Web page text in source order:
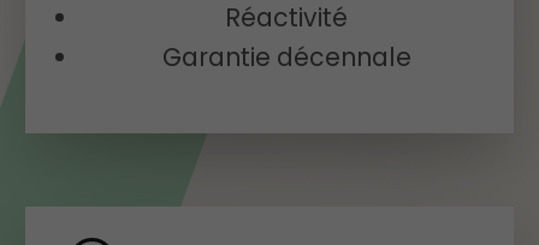
Réactivité
Garantie décennale